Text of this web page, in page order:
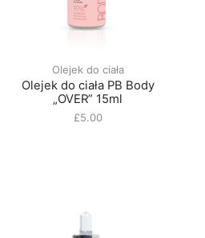
Olejek do ciała
Olejek do ciała PB Body
„OVER” 15ml
£5.00